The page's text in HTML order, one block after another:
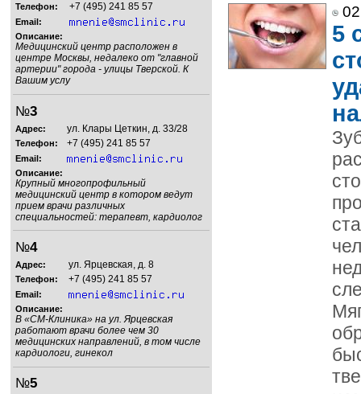
Телефон: +7 (495) 241 85 57
Email:
Описание:
Медицинский центр расположен в
центре Москвы, недалеко от "главной
артерии" города - улицы Тверской. К
Вашим услу
№3
Адрес: ул. Клары Цеткин, д. 33/28
Телефон: +7 (495) 241 85 57
Email:
Описание:
Крупный многопрофильный
медицинский центр в котором ведут
прием врачи различных
специальностей: терапевт, кардиолог
№4
Адрес: ул. Ярцевская, д. 8
Телефон: +7 (495) 241 85 57
Email:
Описание:
В «СМ-Клиника» на ул. Ярцевская
работают врачи более чем 30
медицинских направлений, в том числе
кардиологи, гинекол
№5
5